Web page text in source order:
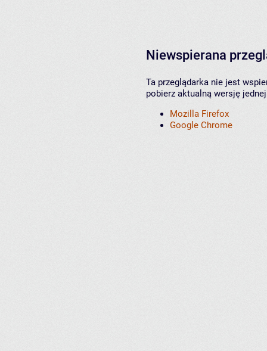
Niewspierana
Ta przeglądarka nie jest
pobierz aktualną wersję
Mozilla Firefox
Google Chrome